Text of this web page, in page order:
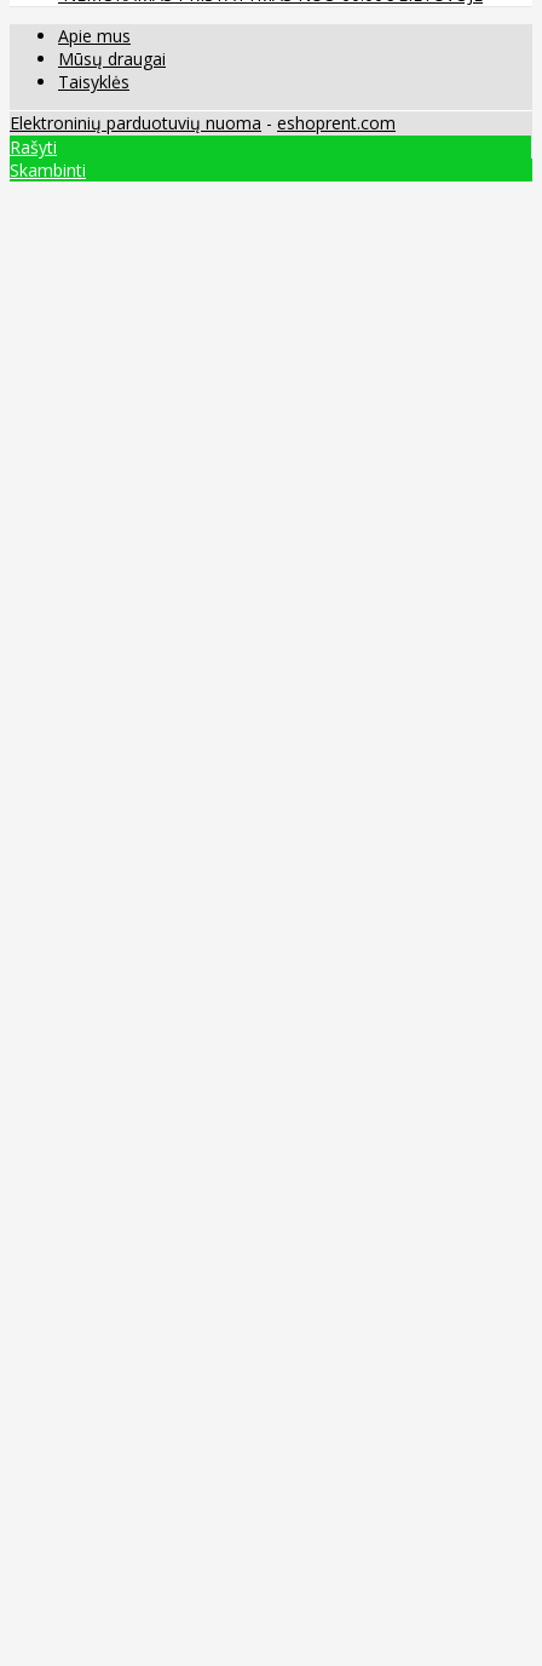
Apie mus
Mūsų draugai
Taisyklės
Elektroninių parduotuvių nuoma - eshoprent.com
Rašyti
Skambinti